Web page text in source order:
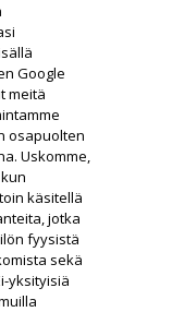
Google
meitä
osapuolten
Uskomme,
käsitellä
jotka
fyysistä
sekä
yksityisiä